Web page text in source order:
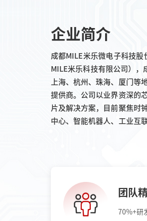
企业简介
成都MILE米乐微电子科技
MILE米乐科技有限公司），
上海、杭州、珠海、厦门等
提供商。公司以业界资深的
片及解决方案，目前聚焦时
中心、智能机器人、工业互
团队
70%+研